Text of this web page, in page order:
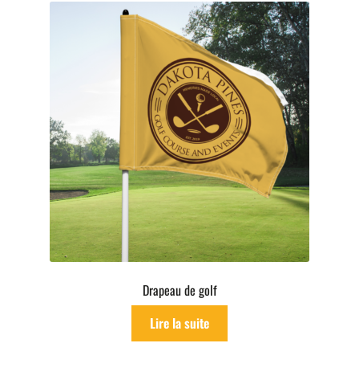
Drapeau de golf
Lire la suite